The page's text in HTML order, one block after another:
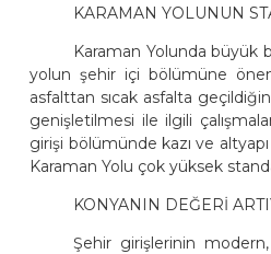
KARAMAN YOLUNUN
Karaman Yolunda
yolun şehir içi bölümüne
asfalttan sıcak asfalta
genişletilmesi ile ilgili
girişi bölümünde kazı ve
Karaman Yolu çok yüksek
KONYANIN DEĞERİ
Şehir girişlerinin